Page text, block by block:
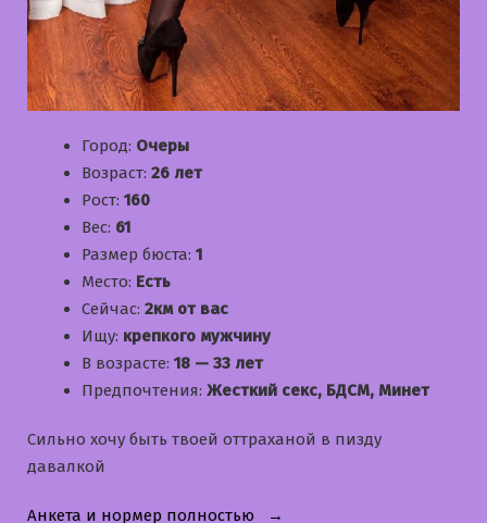
Город: Очеры
Возраст: 26 лет
Рост: 160
Вес: 61
Размер бюста: 1
Место: Есть
Сейчас: 2км от вас
Ищу: крепкого мужчину
В возрасте: 18 — 33 лет
Предпочтения: Жесткий секс, БДСМ, Минет
Сильно хочу быть твоей оттраханой в пизду
давалкой
Анкета и нормер полностью «Юля»